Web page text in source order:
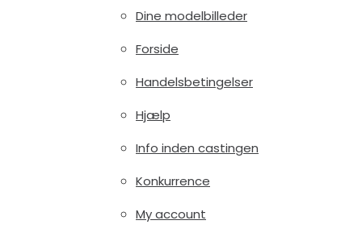
Dine modelbilleder
Forside
Handelsbetingelser
Hjælp
Info inden castingen
Konkurrence
My account